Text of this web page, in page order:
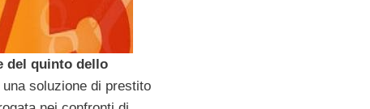
del quinto dello
soluzione di prestito